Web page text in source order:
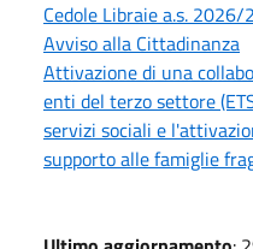
Cedole Libraie a.s.
Avviso alla Cittadinanza
Attivazione di una
enti del terzo settore
servizi sociali e
supporto alle famiglie